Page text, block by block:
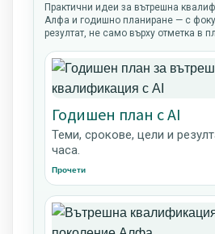
Практични идеи за вътрешна
Алфа и годишно планиране — с
резултат, не само върху отметка в
Годишен план с AI
Теми, срокове, цели и
часа.
Прочети